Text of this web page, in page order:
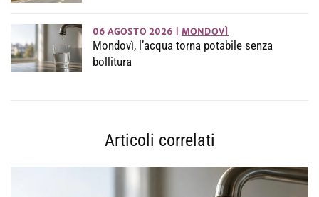
06 AGOSTO 2026 MONDOVÌ
Mondovì, l’acqua torna potabile senza
bollitura
Articoli correlati